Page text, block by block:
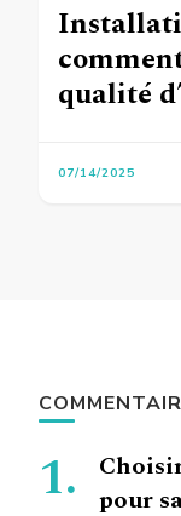
qualité
07/14/2025
pour